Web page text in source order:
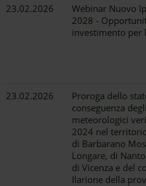
23.02.2026
Webinar Nuovo
2028 -
investimento per
23.02.2026
Proroga dello
conseguenza
meteorologici
2024 nel
di Barbarano
Longare, di
di Vicenza e del
Ilarione della